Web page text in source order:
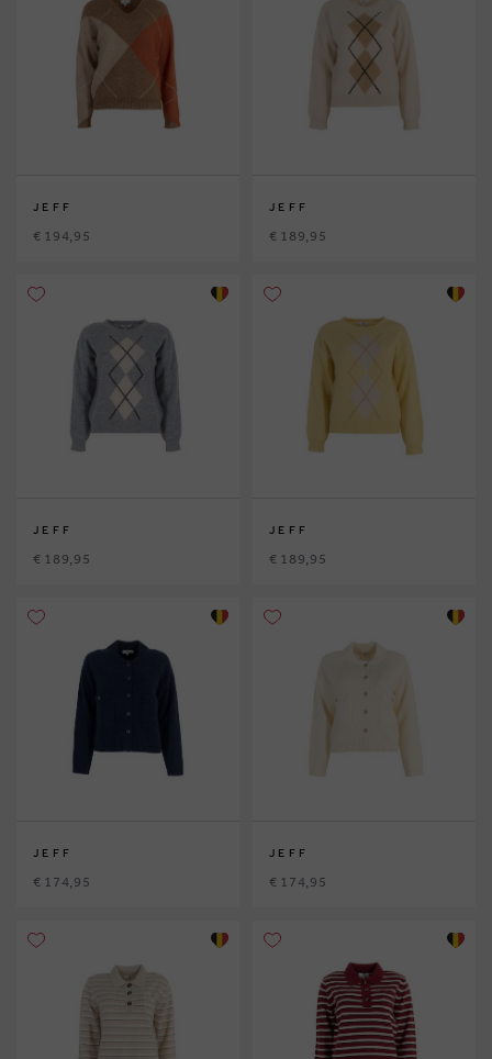
JEFF
€ 194,95
JEFF
€ 189,95
JEFF
€ 189,95
JEFF
€ 189,95
JEFF
€ 174,95
JEFF
€ 174,95